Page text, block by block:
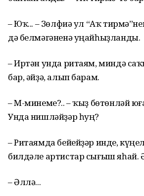
– Юҡ... – Зөлфиә ул “Аҡ
дә белмәгәненә уңайһыҙланды.
– Иртән унда ритаям, миндә
бар, әйҙә, алып барам.
– М-минеме?.. – ҡыҙ бөтөнләй
Унда нишләйҙәр һуң?
– Ритаямда бейейҙәр инде,
билдәле артистар сығыш яһай.
– Әллә...